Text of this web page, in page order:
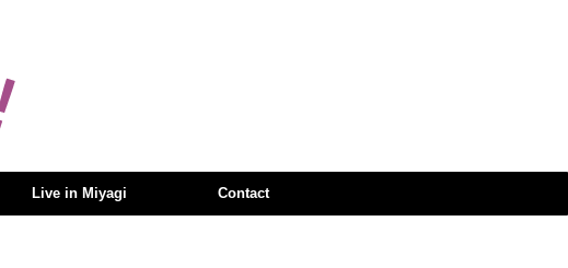
Live in Miyagi Contact